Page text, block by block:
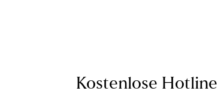
Kostenlose